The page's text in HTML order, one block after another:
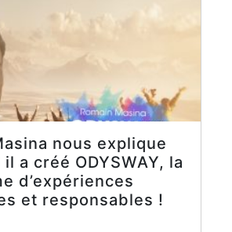
nous explique
a créé ODYSWAY, la
d’expériences
et responsables !